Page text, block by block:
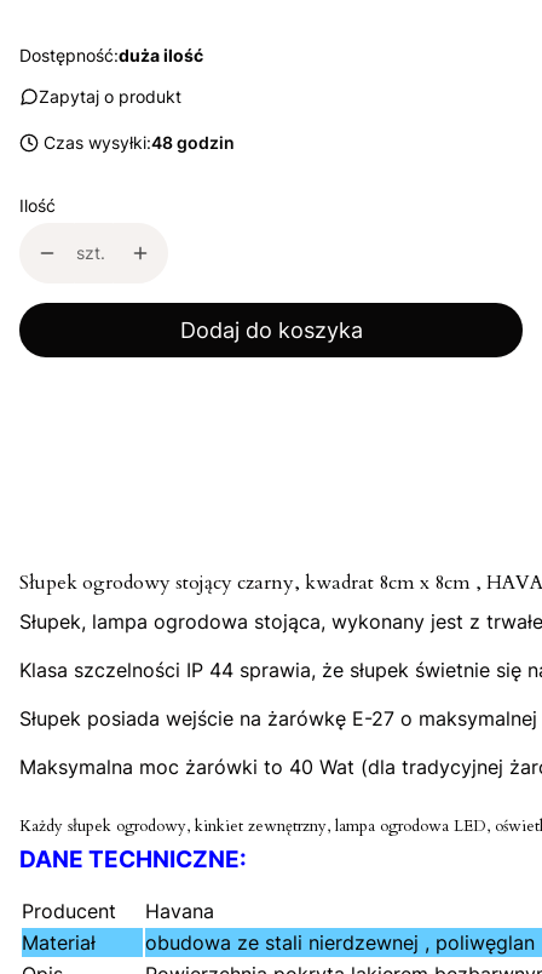
Dostępność:duża ilość
Zapytaj o produkt
Czas wysyłki:48 godzin
Ilość
szt.
Dodaj do koszyka
Słupek ogrodowy stojący czarny, kwadrat 8cm x 8cm ,
Słupek, lampa ogrodowa stojąca, wykonany jest z
Klasa szczelności IP 44 sprawia, że słupek świetnie
Słupek posiada wejście na żarówkę E-27 o
Maksymalna moc żarówki to 40 Wat (dla tradycyjnej
Każdy słupek ogrodowy, kinkiet zewnętrzny, lampa ogrodowa LED,
DANE TECHNICZNE:
Producent
Havana
Materiał
obudowa ze stali nierdzewnej , poliwęglan